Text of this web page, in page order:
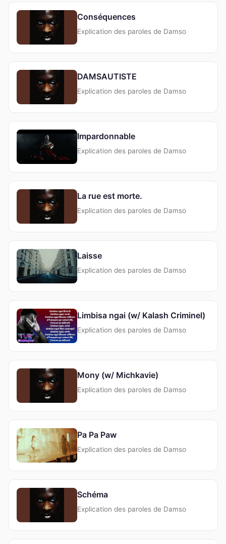
Conséquences
Explication des paroles de Damso
DAMSAUTISTE
Explication des paroles de Damso
Impardonnable
Explication des paroles de Damso
La rue est morte.
Explication des paroles de Damso
Laisse
Explication des paroles de Damso
Limbisa ngai (w/ Kalash Criminel)
Explication des paroles de Damso
Mony (w/ Michkavie)
Explication des paroles de Damso
Pa Pa Paw
Explication des paroles de Damso
Schéma
Explication des paroles de Damso